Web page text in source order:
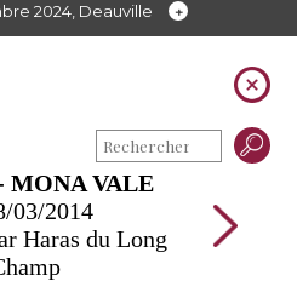
2024, Deauville
MONA VALE
03/2014
Haras du Long